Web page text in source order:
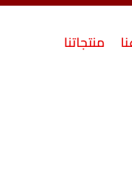
منتجاتنا